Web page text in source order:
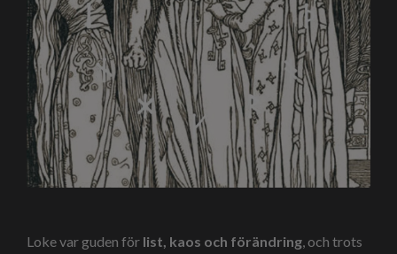
Loke var guden för list, kaos och förändring, och trots